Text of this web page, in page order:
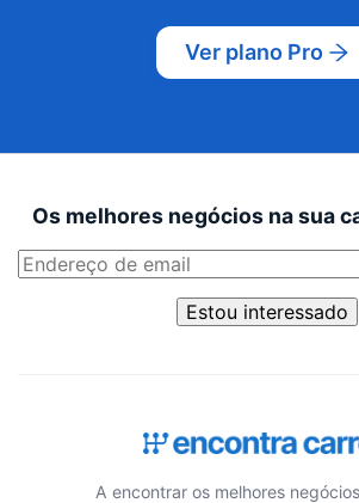
Ver plano Pro
Os melhores negócios na sua
Estou interessado
A encontrar os melhores